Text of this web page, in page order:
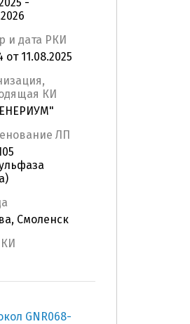
-
и дата РКИ
11.08.2025
КИ
ЛП
Смоленск
GNR068-